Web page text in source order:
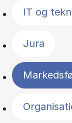
IT og
Jura